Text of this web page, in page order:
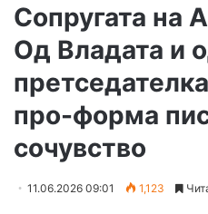
Сопругата на
Од Владата и
про-форма
сочувство
11.06.2026 09:01 1,123